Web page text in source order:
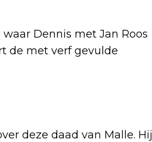
Dennis met Jan Roos
de met verf gevulde
deze daad van Malle. Hij